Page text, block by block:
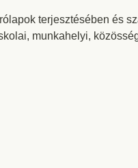
terjesztésében és
munkahelyi,